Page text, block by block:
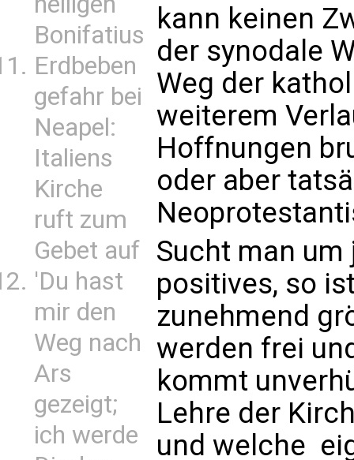
Bonifatius
Erdbeben
gefahr bei
Neapel:
Italiens
Kirche
ruft zum
Gebet auf
'Du hast
mir den
Weg nach
Ars
gezeigt;
ich werde
kann keinen
der synodale
Weg der
weiterem
Hoffnungen
oder aber
Sucht man
positives, so
zunehmend
werden frei
kommt
Lehre der
und welche 